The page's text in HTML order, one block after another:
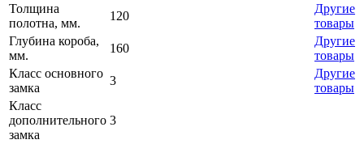
Толщина
полотна, мм.
120
Другие
товары
Глубина короба,
мм.
160
Другие
товары
Класс основного
замка
3
Другие
товары
Класс
дополнительного
замка
3